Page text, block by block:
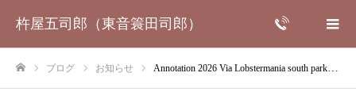
杵屋五司郎（東音簑田司郎）
ブログ お知らせ Annotation 2026 Via Lobstermania south park emplacement Essayez Sans aucun frais Aujourdhui